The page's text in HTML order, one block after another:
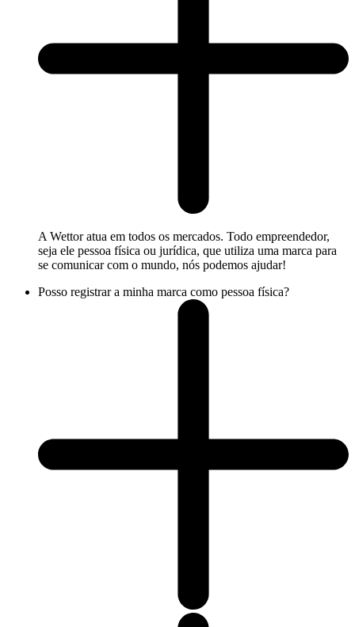
A Wettor atua em todos os mercados. Todo empreendedor,
seja ele pessoa física ou jurídica, que utiliza uma marca para
se comunicar com o mundo, nós podemos ajudar!
Posso registrar a minha marca como pessoa física?